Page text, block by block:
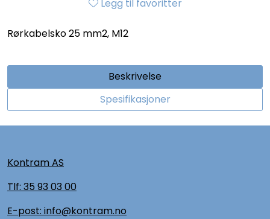
Legg til favoritter
Rørkabelsko 25 mm2, M12
Beskrivelse
Spesifikasjoner
Kontram AS
Tlf: 35 93 03 00
E-post: info@kontram.no